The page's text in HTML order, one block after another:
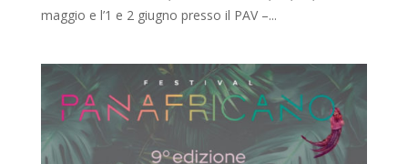
maggio e l’1 e 2 giugno presso il PAV –...